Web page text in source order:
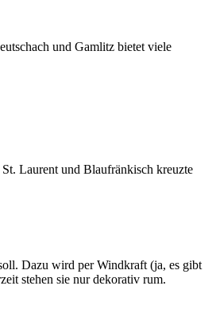
und Gamlitz bietet viele
Laurent und Blaufränkisch kreuzte
Dazu wird per Windkraft (ja, es gibt
stehen sie nur dekorativ rum.